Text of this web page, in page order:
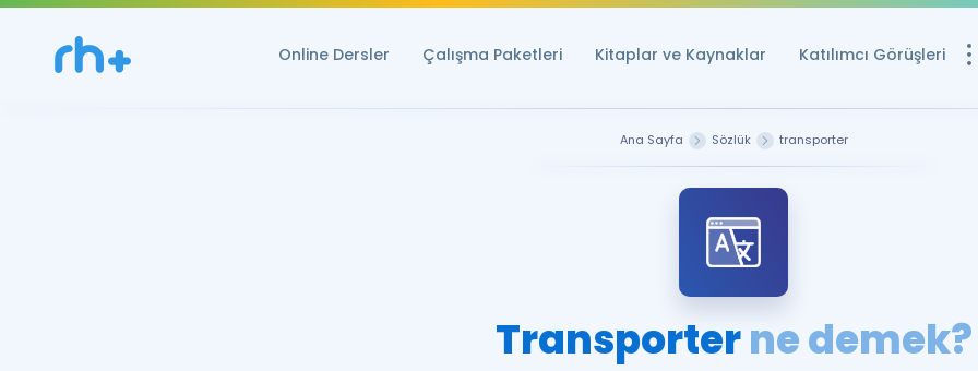
Online Dersler Çalışma Paketleri Kitaplar ve Kaynaklar Katılımcı Görüşleri
Ücretsiz
YDS ve YÖKDİL
Ana Sayfa Sözlük transporter
Transporterne demek?